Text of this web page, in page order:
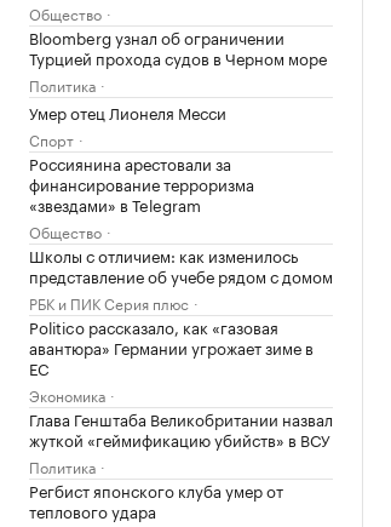
Общество
Bloomberg узнал об ограничении
Турцией прохода судов в Черном море
Политика
Умер отец Лионеля Месси
Спорт
Россиянина арестовали за
финансирование терроризма
«звездами» в Telegram
Общество
Школы с отличием: как изменилось
представление об учебе рядом с домом
РБК и ПИК Серия плюс
Politico рассказало, как «газовая
авантюра» Германии угрожает зиме в
ЕС
Экономика
Глава Генштаба Великобритании назвал
жуткой «геймификацию убийств» в ВСУ
Политика
Регбист японского клуба умер от
теплового удара